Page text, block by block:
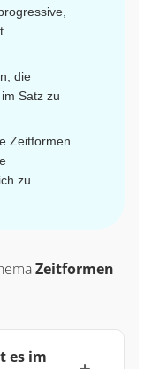
die
Satz zu
Zeitformen
zu
Zeitformen
es im